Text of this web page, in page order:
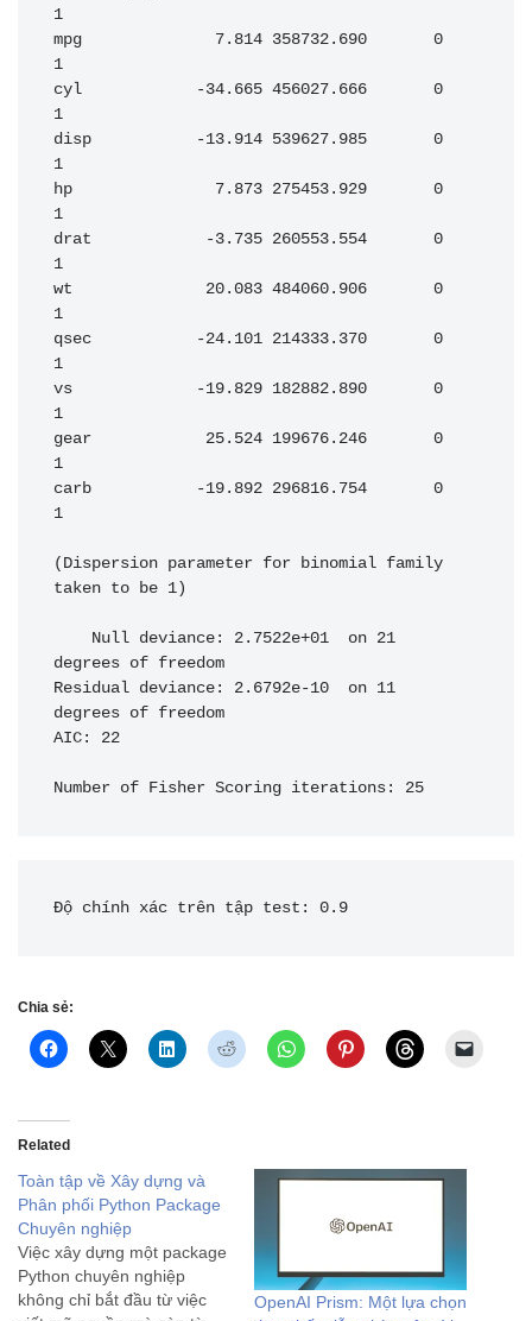
1
mpg              7.814 358732.690       0
1
cyl            -34.665 456027.666       0
1
disp           -13.914 539627.985       0
1
hp               7.873 275453.929       0
1
drat            -3.735 260553.554       0
1
wt              20.083 484060.906       0
1
qsec           -24.101 214333.370       0
1
vs             -19.829 182882.890       0
1
gear            25.524 199676.246       0
1
carb           -19.892 296816.754       0
1
(Dispersion parameter for binomial family
taken to be 1)
degrees of freedom
Residual deviance: 2.6792e-10  on 11
degrees of freedom
AIC: 22
Độ chính xác trên tập test: 0.9
Chia sẻ:
Related
Toàn tập về Xây dựng và
Phân phối Python Package
Chuyên nghiệp
Việc xây dựng một package
Python chuyên nghiệp
không chỉ bắt đầu từ việc
OpenAI Prism: Một lựa chọn